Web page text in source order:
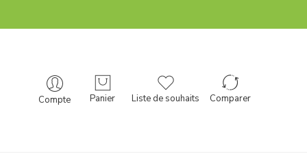
Compte Panier Liste de souhaits Comparer